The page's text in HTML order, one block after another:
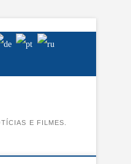
E FILMES.